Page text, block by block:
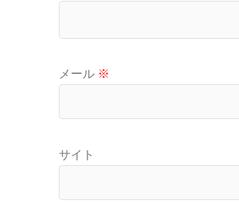
メール ※
サイト